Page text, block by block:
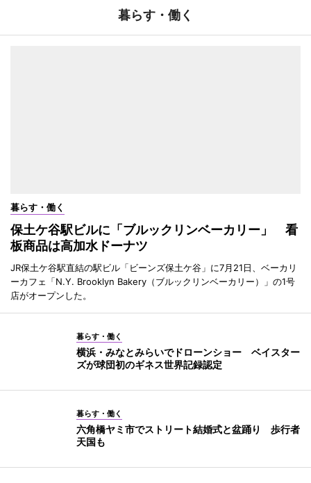
暮らす・働く
暮らす・働く
保土ケ谷駅ビルに「ブルックリンベーカリー」 看
板商品は高加水ドーナツ
JR保土ケ谷駅直結の駅ビル「ビーンズ保土ケ谷」に7月21日、ベーカリ
ーカフェ「N.Y. Brooklyn Bakery（ブルックリンベーカリー）」の1号
店がオープンした。
暮らす・働く
横浜・みなとみらいでドローンショー ベイスター
ズが球団初のギネス世界記録認定
暮らす・働く
六角橋ヤミ市でストリート結婚式と盆踊り 歩行者
天国も